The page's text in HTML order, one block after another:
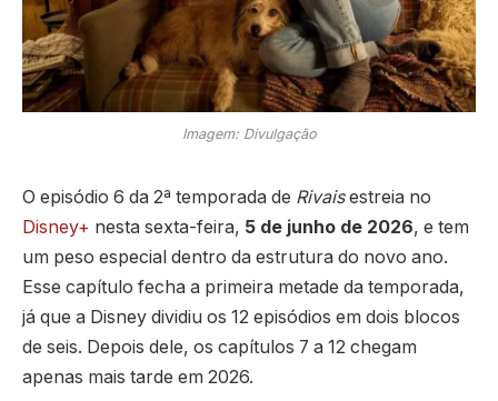
Imagem: Divulgação
O episódio 6 da 2ª temporada de Rivaisestreia no
Disney+ nesta sexta-feira, 5 de junho de 2026, e tem
um peso especial dentro da estrutura do novo ano.
Esse capítulo fecha a primeira metade da temporada,
já que a Disney dividiu os 12 episódios em dois blocos
de seis. Depois dele, os capítulos 7 a 12 chegam
apenas mais tarde em 2026.